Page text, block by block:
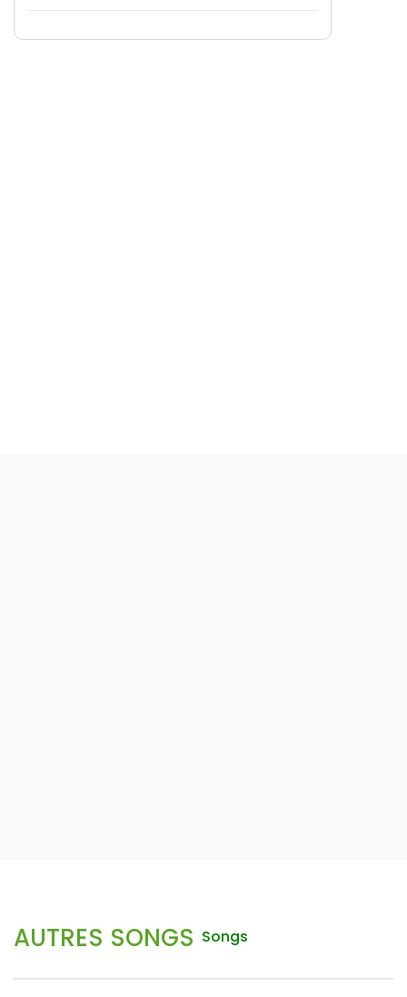
AUTRES SONGS Songs